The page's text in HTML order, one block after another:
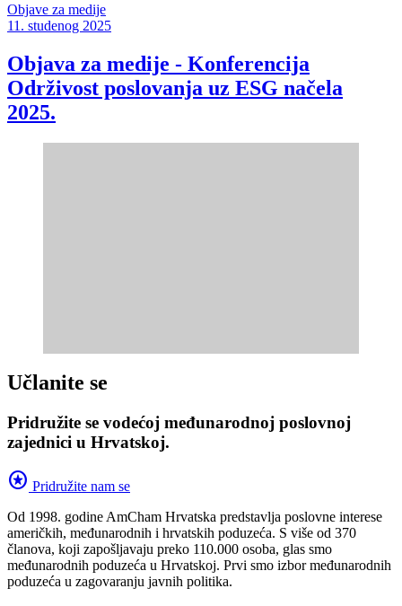
Objave za medije
11. studenog 2025
Objava za medije - Konferencija
Održivost poslovanja uz ESG načela
2025.
Učlanite se
Pridružite se vodećoj međunarodnoj poslovnoj
zajednici u Hrvatskoj.
stars Pridružite nam se
Od 1998. godine AmCham Hrvatska predstavlja poslovne interese
američkih, međunarodnih i hrvatskih poduzeća. S više od 370
članova, koji zapošljavaju preko 110.000 osoba, glas smo
međunarodnih poduzeća u Hrvatskoj. Prvi smo izbor međunarodnih
poduzeća u zagovaranju javnih politika.